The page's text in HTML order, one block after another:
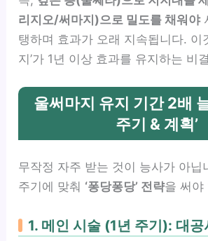
리지오/써마지)으로 밀도를 채워야
탱하며 효과가 오래 지속됩니다. 이
지’가 1년 이상 효과를 유지하는 비
울써마지 유지 기간 2배
주기 & 계획’
무작정 자주 받는 것이 능사가 아닙
주기에 맞춰 ‘퐁당퐁당’ 전략을 써야
1. 메인 시술 (1년 주기): 대공